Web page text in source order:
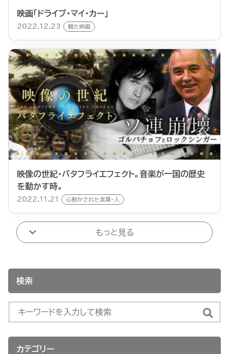
映画「ドライブ・マイ・カー」
2022.12.23 観た映画
映像の世紀・バタフライエフェクト。音楽が一国の歴史
を動かす時。
2022.11.21 心動かされた言葉・人
もっと見る
検索
カテゴリー